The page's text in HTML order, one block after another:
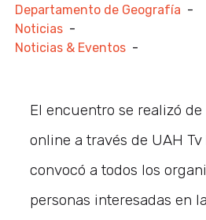
Departamento de Geografía -
Noticias -
Noticias & Eventos -
El encuentro se realizó de
online a través de UAH
convocó a todos los
personas interesadas en